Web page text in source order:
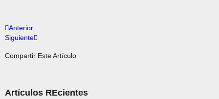
Anterior
Siguiente
Compartir Este Artículo
Artículos REcientes